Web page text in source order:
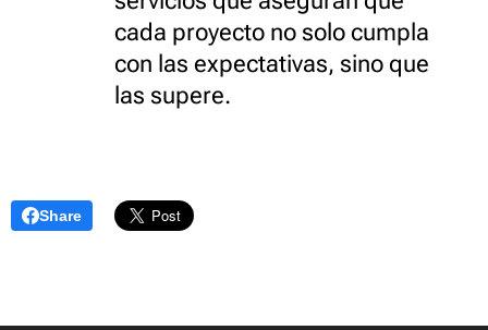
cada proyecto no solo cumpla
con las expectativas, sino que
las supere.
Share